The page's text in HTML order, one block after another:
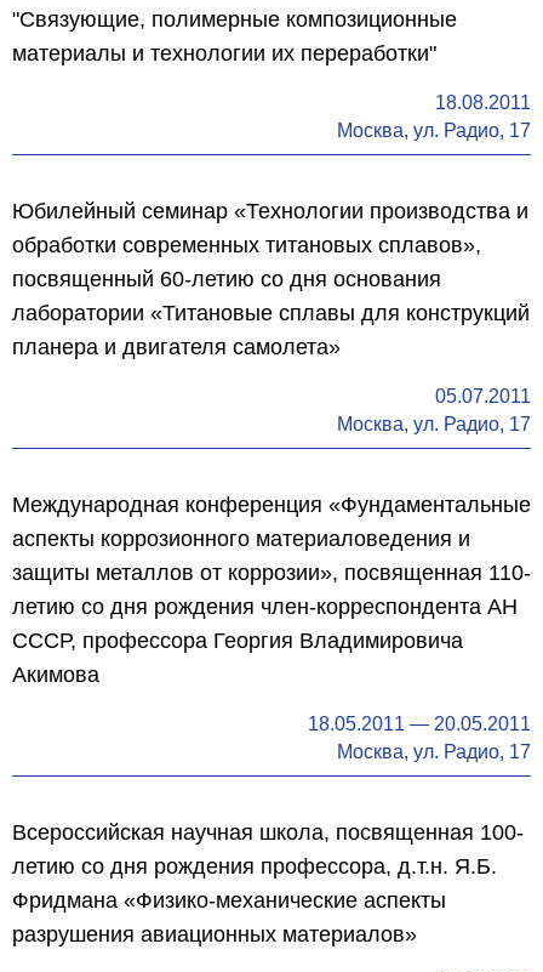
"Связующие, полимерные композиционные
материалы и технологии их переработки"
18.08.2011
Москва, ул. Радио, 17
Юбилейный семинар «Технологии производства и
обработки современных титановых сплавов»,
посвященный 60-летию со дня основания
лаборатории «Титановые сплавы для конструкций
планера и двигателя самолета»
05.07.2011
Москва, ул. Радио, 17
Международная конференция «Фундаментальные
аспекты коррозионного материаловедения и
защиты металлов от коррозии», посвященная 110-
летию со дня рождения член-корреспондента АН
СССР, профессора Георгия Владимировича
Акимова
18.05.2011 — 20.05.2011
Москва, ул. Радио, 17
Всероссийская научная школа, посвященная 100-
летию со дня рождения профессора, д.т.н. Я.Б.
Фридмана «Физико-механические аспекты
разрушения авиационных материалов»